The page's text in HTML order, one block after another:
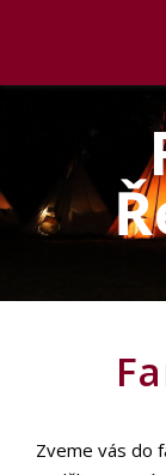
Zveme vás do